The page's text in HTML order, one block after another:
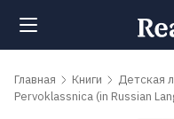
Поиск
Главная Книги
Детская
Pervoklassnica (in Russian